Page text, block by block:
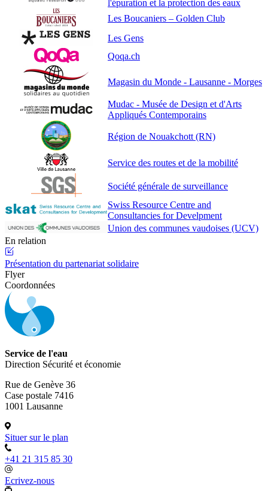
l'épuration et la protection des eaux
Les Boucaniers – Golden Club
Les Gens
Qoqa.ch
Magasin du Monde - Lausanne - Morges
Mudac - Musée de Design et d'Arts
Appliqués Contemporains
Région de Nouakchott (RN)
Service des routes et de la mobilité
Société générale de surveillance
Swiss Resource Centre and
Consultancies for Develpment
Union des communes vaudoises (UCV)
En relation
Présentation du partenariat solidaire
Flyer
Coordonnées
Service de l'eau
Direction Sécurité et économie
Rue de Genève 36
Case postale 7416
1001 Lausanne
Situer sur le plan
+41 21 315 85 30
Ecrivez-nous